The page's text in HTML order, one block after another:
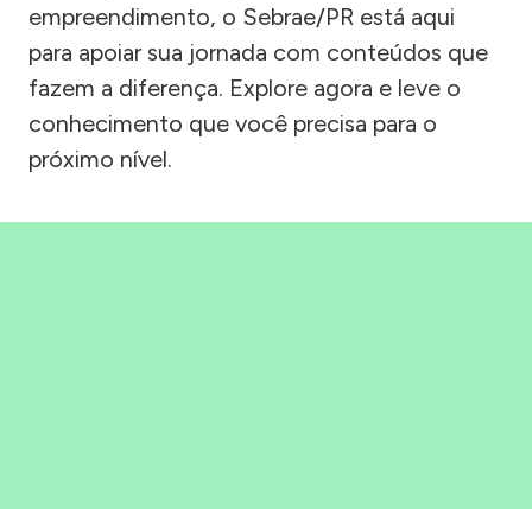
empreendimento, o Sebrae/PR está aqui
para apoiar sua jornada com conteúdos que
fazem a diferença. Explore agora e leve o
conhecimento que você precisa para o
próximo nível.